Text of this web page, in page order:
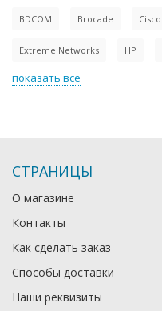
BDCOM Brocade Cisco
Extreme Networks HP
показать все
СТРАНИЦЫ
О магазине
Контакты
Как сделать заказ
Способы доставки
Наши реквизиты